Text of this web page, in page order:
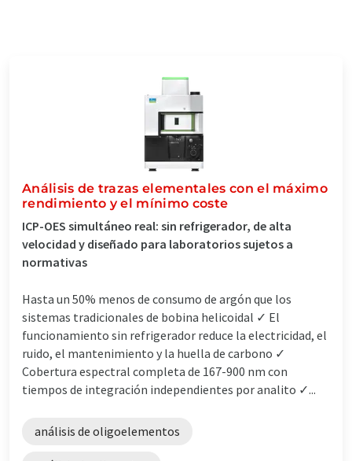
Análisis de trazas elementales con el máximo
rendimiento y el mínimo coste
ICP-OES simultáneo real: sin refrigerador, de alta
velocidad y diseñado para laboratorios sujetos a
normativas
Hasta un 50% menos de consumo de argón que los
sistemas tradicionales de bobina helicoidal ✓ El
funcionamiento sin refrigerador reduce la electricidad, el
ruido, el mantenimiento y la huella de carbono ✓
Cobertura espectral completa de 167-900 nm con
tiempos de integración independientes por analito ✓...
análisis de oligoelementos